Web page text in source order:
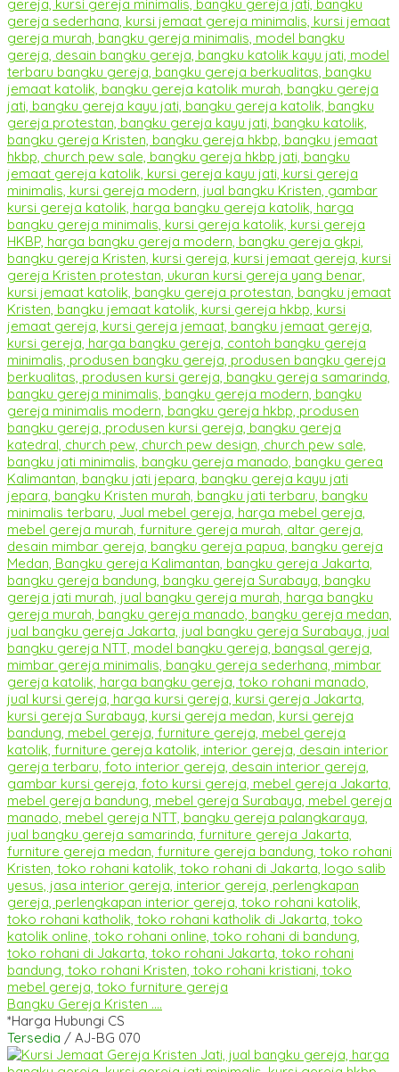
Bangku Gereja Kristen ....
*Harga Hubungi CS
Tersedia / AJ-BG 070